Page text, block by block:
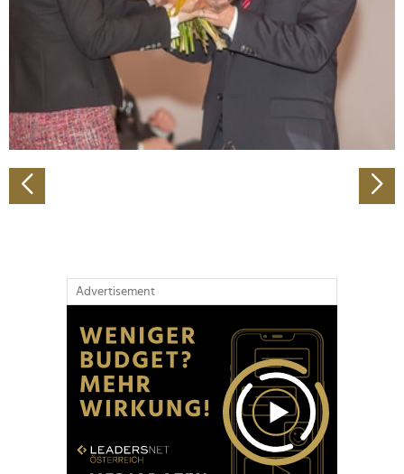
Abschnitt Einzelheitenfest.
Wir verwenden Cookies, um Inhalte und Anzeigen zu
personalisieren, Funktionen für soziale Medien anbieten
zu können und die Zugriffe auf unsere Website zu
analysieren. Außerdem geben wir Informationen zu Ihrer
Verwendung unserer Website an unsere Partner für
Partner führen diese Informationen möglicherweise mit
weiteren Daten zusammen, die Sie ihnen bereitgestellt
Advertisement